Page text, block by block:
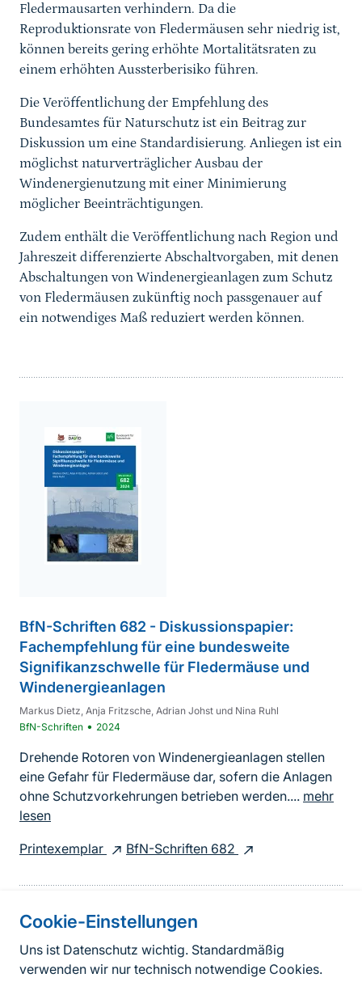
Cookie-Einstellungen
Uns ist Datenschutz wichtig. Standardmäßig
verwenden wir nur technisch notwendige Cookies.
Fledermausarten verhindern. Da die
Reproduktionsrate von Fledermäusen sehr niedrig ist,
können bereits gering erhöhte Mortalitätsraten zu
einem erhöhten Aussterberisiko führen.
Die Veröffentlichung der Empfehlung des
Bundesamtes für Naturschutz ist ein Beitrag zur
Diskussion um eine Standardisierung. Anliegen ist ein
möglichst naturverträglicher Ausbau der
Windenergienutzung mit einer Minimierung
möglicher Beeinträchtigungen.
Zudem enthält die Veröffentlichung nach Region und
Jahreszeit differenzierte Abschaltvorgaben, mit denen
Abschaltungen von Windenergieanlagen zum Schutz
von Fledermäusen zukünftig noch passgenauer auf
ein notwendiges Maß reduziert werden können.
BfN-Schriften 682 - Diskussionspapier:
Fachempfehlung für eine bundesweite
Signifikanzschwelle für Fledermäuse und
Windenergieanlagen
Markus Dietz, Anja Fritzsche, Adrian Johst und Nina Ruhl
BfN-Schriften • 2024
Drehende Rotoren von Windenergieanlagen stellen
eine Gefahr für Fledermäuse dar, sofern die Anlagen
ohne Schutzvorkehrungen betrieben werden.... mehr
lesen
Printexemplar BfN-Schriften 682
Informationen zur Seite
FußzeileKontakt zum BfN